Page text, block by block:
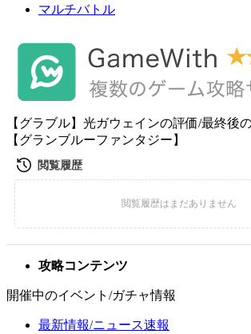
マルチバトル
【グラブル】光ガウェインの評価/最終後
【グランブルーファンタジー】
攻略コンテンツ
開催中のイベント/ガチャ情報
最新情報/ニュース速報